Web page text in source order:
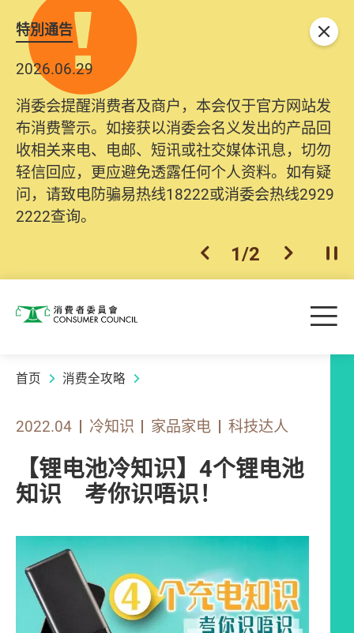
特別通告
2026.06.29
消委会提醒消费者及商户，本会仅于官方网站发
布消费警示。如接获以消委会名义发出的产品回
收相关来电、电邮、短讯或社交媒体讯息，切勿
轻信回应，更应避免透露任何个人资料。如有疑
问，请致电防骗易热线18222或消委会热线2929
2222查询。
上一个
1/2 下一个开
关闭
消费者委员会 目
首页 消费全攻略
2022.04 冷知识 家品家电 科技达人
【锂电池冷知识】4个锂电池
知识 考你识唔识！